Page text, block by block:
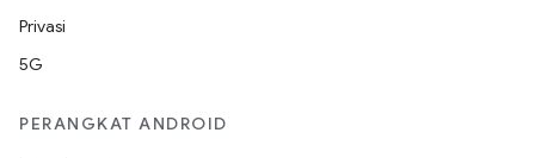
Privasi
5G
PERANGKAT ANDROID